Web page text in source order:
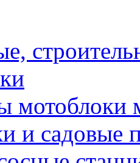
мотоблоки
и садовые